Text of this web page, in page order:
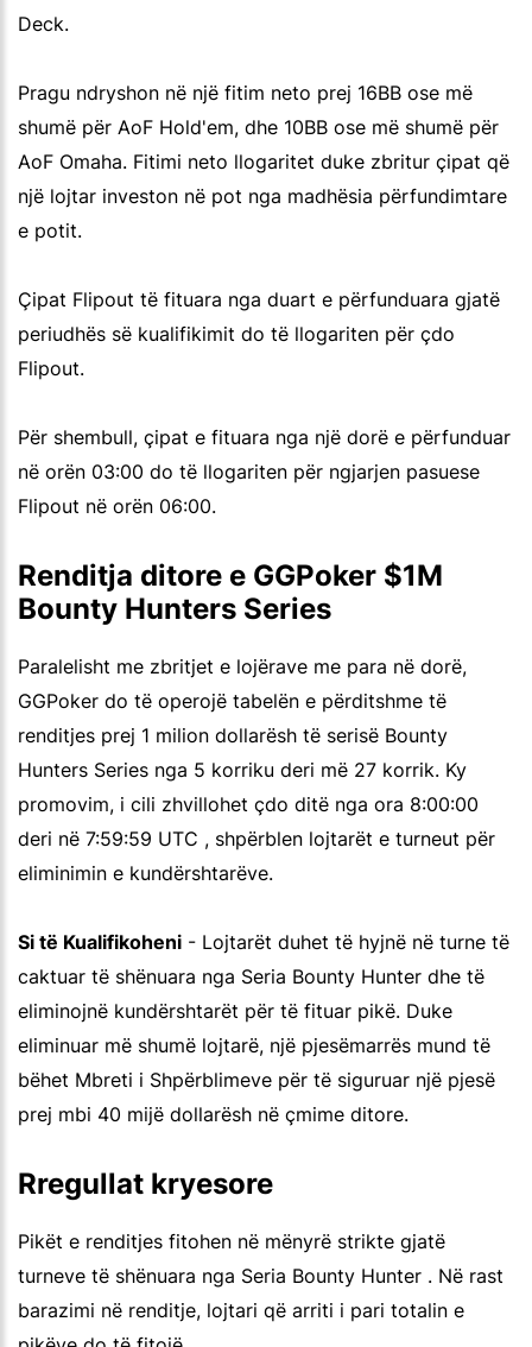
Deck.
Pragu ndryshon në një fitim neto prej 16BB ose më
shumë për AoF Hold'em, dhe 10BB ose më shumë për
AoF Omaha. Fitimi neto llogaritet duke zbritur çipat që
një lojtar investon në pot nga madhësia përfundimtare
e potit.
Çipat Flipout të fituara nga duart e përfunduara gjatë
periudhës së kualifikimit do të llogariten për çdo
Flipout.
Për shembull, çipat e fituara nga një dorë e përfunduar
në orën 03:00 do të llogariten për ngjarjen pasuese
Flipout në orën 06:00.
Renditja ditore e GGPoker $1M
Bounty Hunters Series
Paralelisht me zbritjet e lojërave me para në dorë,
GGPoker do të operojë tabelën e përditshme të
renditjes prej 1 milion dollarësh të serisë Bounty
Hunters Series nga 5 korriku deri më 27 korrik. Ky
promovim, i cili zhvillohet çdo ditë nga ora 8:00:00
deri në 7:59:59 UTC , shpërblen lojtarët e turneut për
eliminimin e kundërshtarëve.
Si të Kualifikoheni - Lojtarët duhet të hyjnë në turne të
caktuar të shënuara nga Seria Bounty Hunter dhe të
eliminojnë kundërshtarët për të fituar pikë. Duke
eliminuar më shumë lojtarë, një pjesëmarrës mund të
bëhet Mbreti i Shpërblimeve për të siguruar një pjesë
prej mbi 40 mijë dollarësh në çmime ditore.
Rregullat kryesore
Pikët e renditjes fitohen në mënyrë strikte gjatë
turneve të shënuara nga Seria Bounty Hunter . Në rast
barazimi në renditje, lojtari që arriti i pari totalin e